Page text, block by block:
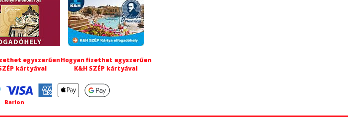
egyszerűen
kártyával
Hogyan fizethet egyszerűen
K&H SZÉP kártyával
Barion